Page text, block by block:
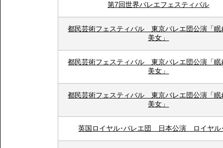
第7回世界バレエフェスティバル
都民芸術フェスティバル 東京バレエ団公演「眠
美女」
都民芸術フェスティバル 東京バレエ団公演「眠
美女」
都民芸術フェスティバル 東京バレエ団公演「眠
美女」
英国ロイヤル･バレエ団 日本公演 ロイヤル